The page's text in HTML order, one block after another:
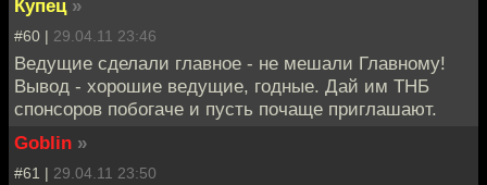
Купец »
#60 | 29.04.11 23:46
Ведущие сделали главное - не мешали Главному!
Вывод - хорошие ведущие, годные. Дай им ТНБ
спонсоров побогаче и пусть почаще приглашают.
Goblin »
#61 | 29.04.11 23:50